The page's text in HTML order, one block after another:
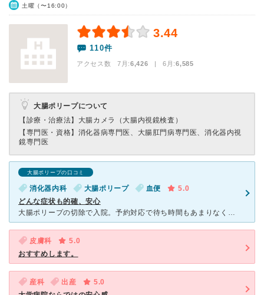
土曜（〜16:00）
3.44
110件
アクセス数 7月:6,426 | 6月:6,585
大腸ポリープについて
【診療・治療法】 大腸カメラ（大腸内視鏡検査）
【専門医・資格】 消化器病専門医、大腸肛門病専門医、消化器内視
鏡専門医
大腸ポリープの口コミ
消化器内科 大腸ポリープ 血便
5.0
どんな症状も的確、安心
大腸ポリープの切除で入院。予約対応で待ち時間もあまりなく、比較的スムーズに数度の診断を行うことごできました。 丁寧な検査、そして病状の詳しい説明などとても安心感があります。術前、術後の説明や準備・対
皮膚科
5.0
おすすめします。
産科 出産
5.0